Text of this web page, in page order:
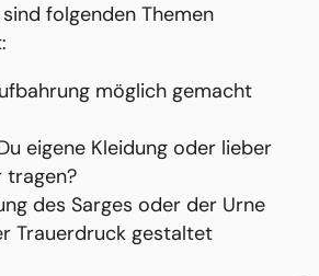
folgenden Themen
möglich gemacht
eigene Kleidung oder lieber
tragen?
des Sarges oder der Urne
Trauerdruck gestaltet